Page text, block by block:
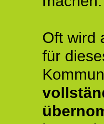
Oft wird
für